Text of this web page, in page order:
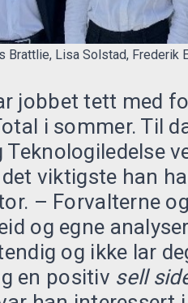
Brattlie, Lisa Solstad, Frederik
jobbet tett med
i sommer. Til
viktigste han
– Forvalterne
og egne
og ikke lar
en positiv sell